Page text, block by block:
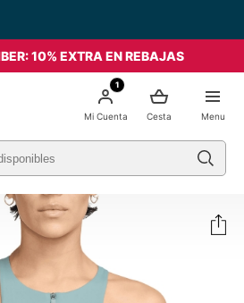
10% EXTRA EN REBAJAS
Menu
Cesta
1
Mi Cuenta